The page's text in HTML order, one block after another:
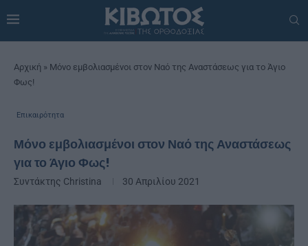
Αρχική » Μόνο εμβολιασμένοι στον Ναό της Αναστάσεως για το Άγιο
Φως!
Επικαιρότητα
Μόνο εμβολιασμένοι στον Ναό της Αναστάσεως
για το Άγιο Φως!
Συντάκτης Christina 30 Απριλίου 2021